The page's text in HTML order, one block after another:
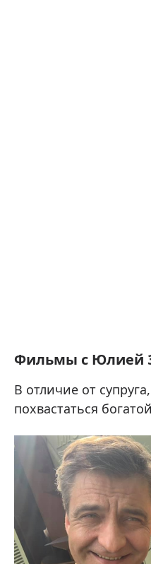
Фильмы с Юлией
В отличие от
похвастаться